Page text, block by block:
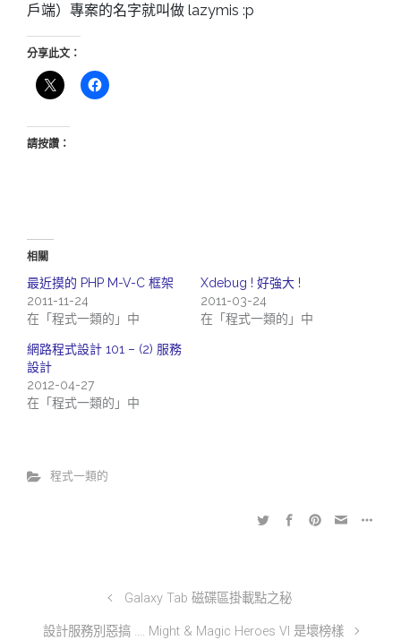
戶端）專案的名字就叫做 lazymis :p
分享此文：
請按讚：
相關
最近摸的 PHP M-V-C 框架
2011-11-24
在「程式一類的」中
Xdebug ! 好強大 !
2011-03-24
在「程式一類的」中
網路程式設計 101 – (2) 服務
設計
2012-04-27
在「程式一類的」中
程式一類的
Galaxy Tab 磁碟區掛載點之秘
設計服務別惡搞 …. Might & Magic Heroes VI 是壞榜樣